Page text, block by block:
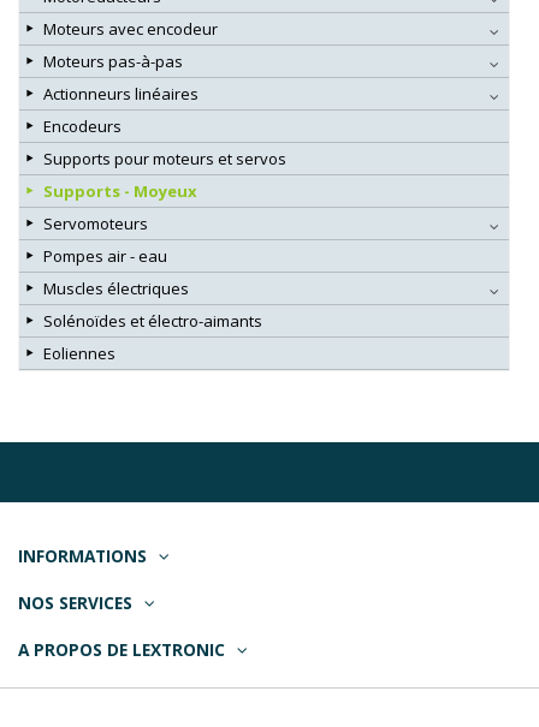
Moteurs avec encodeur
Moteurs pas-à-pas
Actionneurs linéaires
Encodeurs
Supports pour moteurs et servos
Supports - Moyeux
Servomoteurs
Pompes air - eau
Muscles électriques
Solénoïdes et électro-aimants
Eoliennes
INFORMATIONS
NOS SERVICES
A PROPOS DE LEXTRONIC